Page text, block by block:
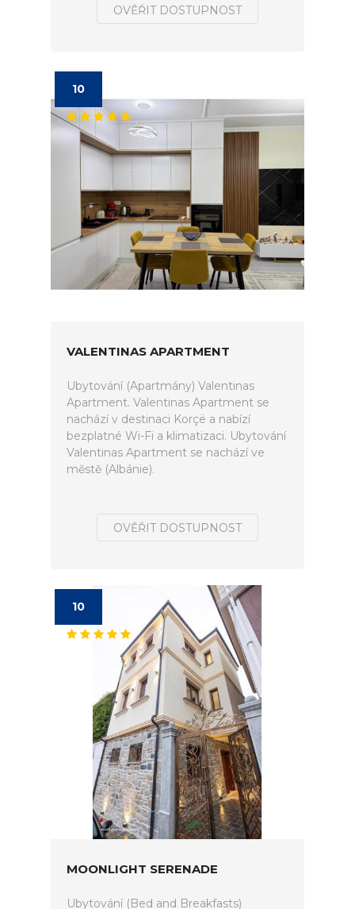
OVĚŘIT DOSTUPNOST
10
VALENTINAS APARTMENT
Ubytování (Apartmány) Valentinas
Apartment. Valentinas Apartment se
nachází v destinaci Korçë a nabízí
bezplatné Wi-Fi a klimatizaci. Ubytování
Valentinas Apartment se nachází ve
městě (Albánie).
OVĚŘIT DOSTUPNOST
10
MOONLIGHT SERENADE
Ubytování (Bed and Breakfasts)